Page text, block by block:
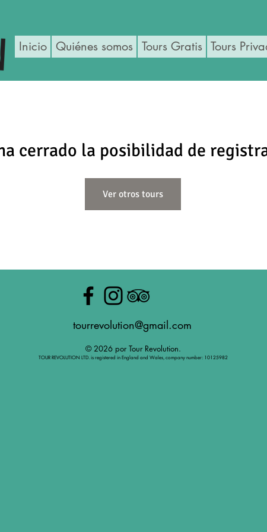
Inicio Quiénes somos Tours Gratis Tours
cerrado la posibilidad de
Ver otros tours
tourrevolution@gmail.com
© 2026 por Tour Revolution.
TOUR REVOLUTION LTD. is registered in England and Wales, company number: 10125982